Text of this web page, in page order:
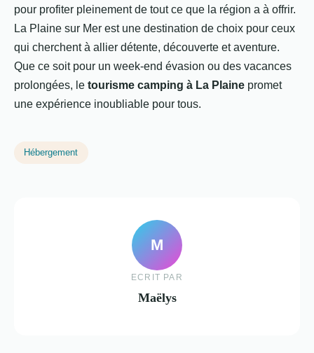
pour profiter pleinement de tout ce que la région a à offrir.
La Plaine sur Mer est une destination de choix pour ceux
qui cherchent à allier détente, découverte et aventure.
Que ce soit pour un week-end évasion ou des vacances
prolongées, le tourisme camping à La Plaine promet
une expérience inoubliable pour tous.
Hébergement
M
ECRIT PAR
Maëlys